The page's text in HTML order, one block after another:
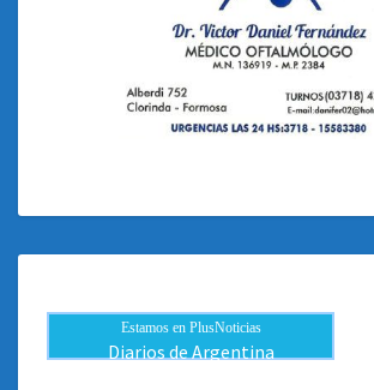
Estamos en PlusNoticias
Diarios de Argentina